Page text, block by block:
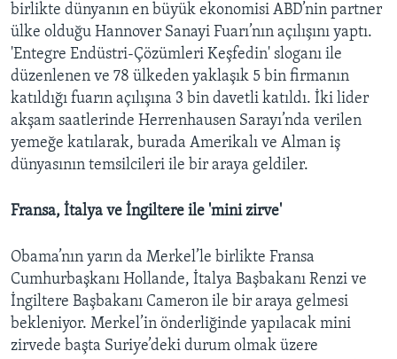
birlikte dünyanın en büyük ekonomisi ABD’nin partner
ülke olduğu Hannover Sanayi Fuarı’nın açılışını yaptı.
'Entegre Endüstri-Çözümleri Keşfedin' sloganı ile
düzenlenen ve 78 ülkeden yaklaşık 5 bin firmanın
katıldığı fuarın açılışına 3 bin davetli katıldı. İki lider
akşam saatlerinde Herrenhausen Sarayı’nda verilen
yemeğe katılarak, burada Amerikalı ve Alman iş
dünyasının temsilcileri ile bir araya geldiler.
Fransa, İtalya ve İngiltere ile 'mini zirve'
Obama’nın yarın da Merkel’le birlikte Fransa
Cumhurbaşkanı Hollande, İtalya Başbakanı Renzi ve
İngiltere Başbakanı Cameron ile bir araya gelmesi
bekleniyor. Merkel’in önderliğinde yapılacak mini
zirvede başta Suriye’deki durum olmak üzere